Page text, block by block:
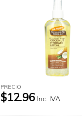
PRECIO
$12.96 Inc. IVA